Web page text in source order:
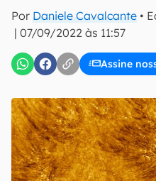
Por Daniele Cavalcante •
| 07/09/2022 às 11:57
Assine
Uso e Política de